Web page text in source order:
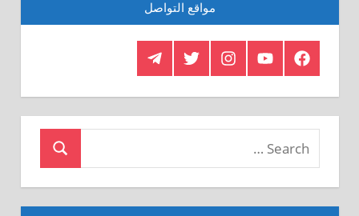
مواقع التواصل
Facebook
Crystal
Youtube
Insagram
Twitter
Telegram
Search